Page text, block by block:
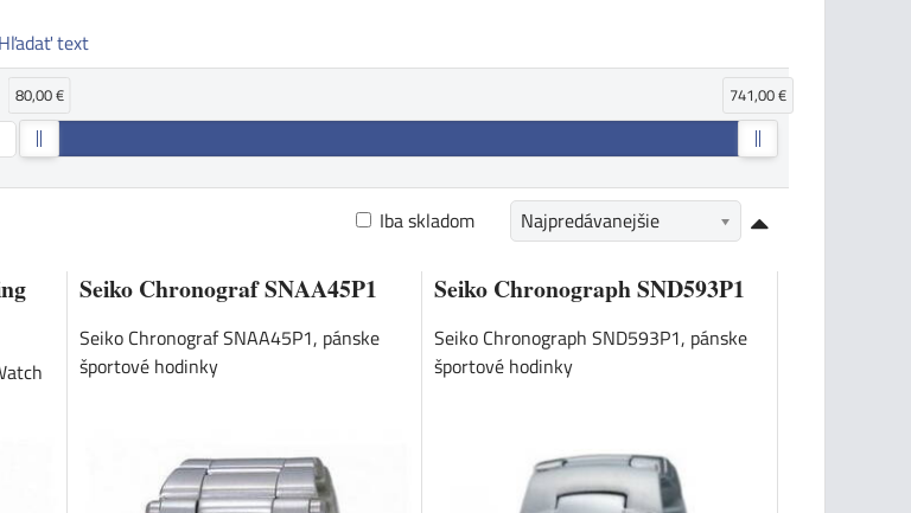
Hľadať text
80,00 € 741,00 €
Najpredávanejšie
Iba skladom
Seiko Chronograf SNAA45P1
Seiko Chronograf SNAA45P1, pánske
športové hodinky
Seiko Chronograph SND593P1
Seiko Chronograph SND593P1, pánske
športové hodinky